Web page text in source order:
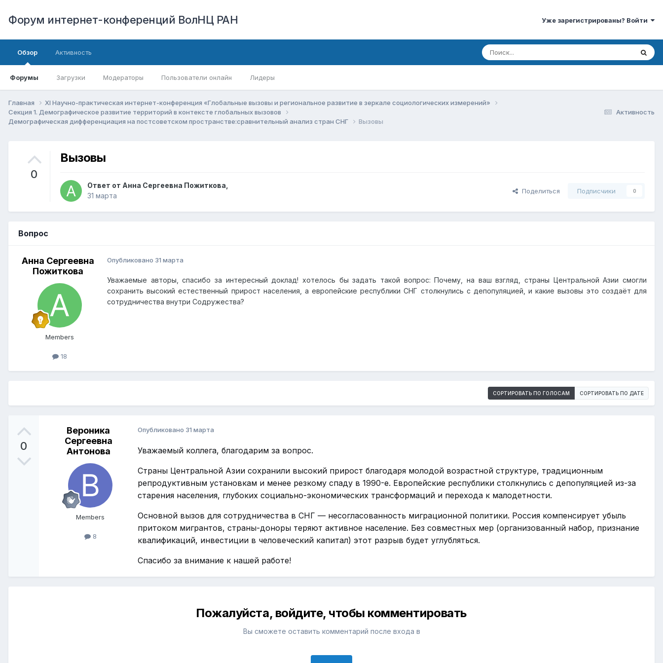
Форум интернет-конференций ВолНЦ РАН Уже зарегистрированы? Войти
Обзор
Форумы Загрузки Модераторы Пользователи онлайн Лидеры
Активность
Активность
Главная
XI Научно-практическая интернет-конференция «Глобальные вызовы и региональное развитие в зеркале социологических измерений»
Секция 1. Демографическое развитие территорий в контексте глобальных вызовов
Демографическая дифференциация на постсоветском пространстве:сравнительный анализ стран СНГ
Вызовы
0
Вызовы
Ответ от Анна Сергеевна Пожиткова
31 марта
Поделиться Подписчики 0
Вопрос
Анна Сергеевна
Пожиткова
Members
18
Опубликовано 31 марта
Уважаемые авторы, спасибо за интересный доклад! хотелось бы задать такой вопрос: Почему, на ваш взгляд, страны Центральной Азии смогли
сохранить высокий естественный прирост населения, а европейские республики СНГ столкнулись с депопуляцией, и какие вызовы это создаёт для
сотрудничества внутри Содружества?
СОРТИРОВАТЬ ПО ГОЛОСАМ СОРТИРОВАТЬ ПО ДАТЕ
0
Вероника
Сергеевна
Антонова
Members
8
Опубликовано 31 марта
Уважаемый коллега, благодарим за вопрос.
Страны Центральной Азии сохранили высокий прирост благодаря молодой возрастной структуре, традиционным
репродуктивным установкам и менее резкому спаду в 1990-е. Европейские республики столкнулись с депопуляцией из-за
старения населения, глубоких социально-экономических трансформаций и перехода к малодетности.
Основной вызов для сотрудничества в СНГ — несогласованность миграционной политики. Россия компенсирует убыль
притоком мигрантов, страны-доноры теряют активное население. Без совместных мер (организованный набор, признание
квалификаций, инвестиции в человеческий капитал) этот разрыв будет углубляться.
Спасибо за внимание к нашей работе!
Пожалуйста, войдите, чтобы комментировать
Вы сможете оставить комментарий после входа в